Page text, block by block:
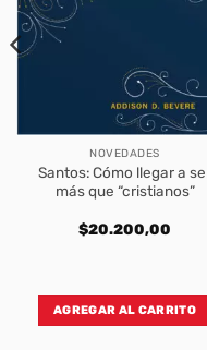
NOVEDADES
Santos: Cómo llegar a
más que “cristianos”
$20.200,00
AGREGAR AL CARRITO